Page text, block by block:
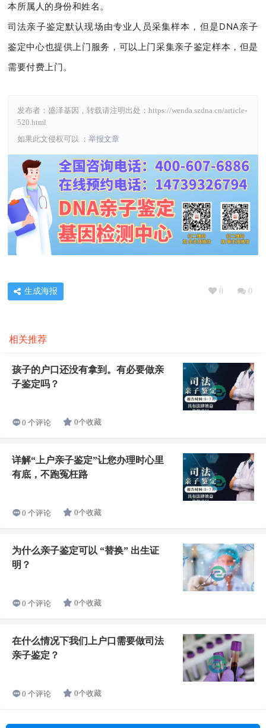
本所属人的身份和姓名。
司法亲子鉴定默认现场由专业人员采集样本，但是DNA亲子
鉴定中心也提供上门服务，可以上门采集亲子鉴定样本，但是
需要付费上门。
发布者：盛泽基因，转载请注明出处： https://wenda.szdna.cn/article-
520.html
如果此文侵权可以 ： 举报文章
0 0
生成海报
相关推荐
孩子的户口还没有拿到。有必要做亲
子鉴定吗？
0 个评论 0个收藏
详解“上户亲子鉴定”让您办理时心里
有底，不跑冤枉路
0 个评论 0个收藏
为什么亲子鉴定可以 “替换” 出生证
明？
0 个评论 0个收藏
在什么情况下我们上户口需要做司法
亲子鉴定？
0 个评论 0个收藏